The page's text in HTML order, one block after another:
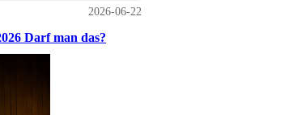
2026-06-22
Darf man das?